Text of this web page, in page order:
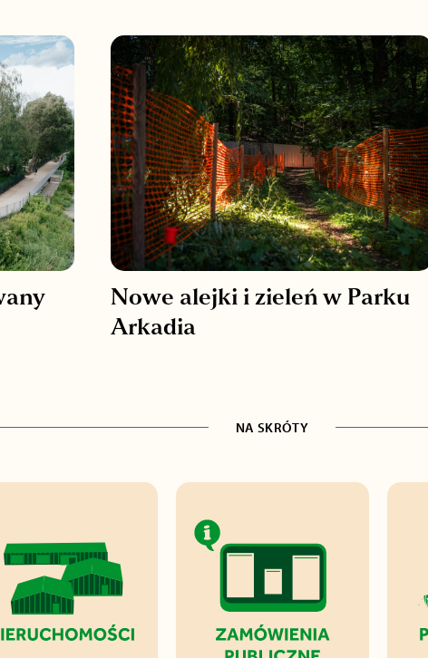
Nowe alejki i zieleń w Parku
Arkadia
NA SKRÓTY